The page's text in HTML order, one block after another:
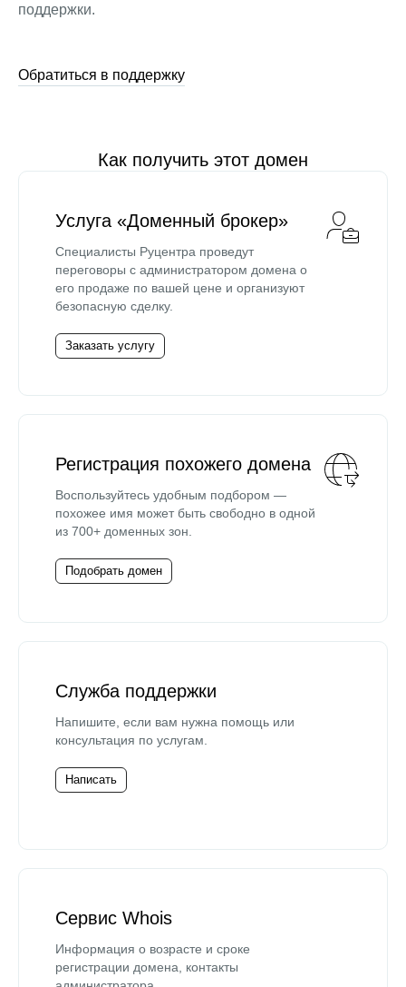
поддержки.
Обратиться в поддержку
Как получить этот домен
Услуга «Доменный брокер»
Специалисты Руцентра проведут
переговоры с администратором домена о
его продаже по вашей цене и организуют
безопасную сделку.
Заказать услугу
Регистрация похожего домена
Воспользуйтесь удобным подбором —
похожее имя может быть свободно в одной
из 700+ доменных зон.
Подобрать домен
Служба поддержки
Напишите, если вам нужна помощь или
консультация по услугам.
Написать
Сервис Whois
Информация о возрасте и сроке
регистрации домена, контакты